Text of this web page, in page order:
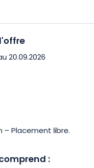
20.09.2026
– Placement libre.
: